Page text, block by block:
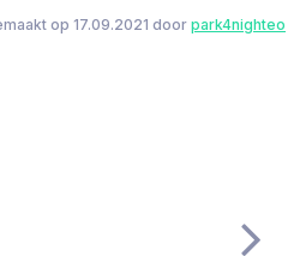
op 17.09.2021 door park4nighteo